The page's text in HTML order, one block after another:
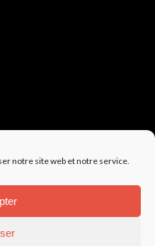
notre site web et notre service.